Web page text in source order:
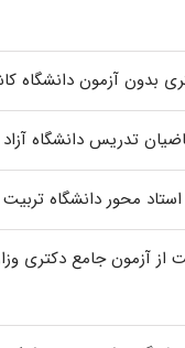
آزمون دانشگاه کاشان
تدریس دانشگاه آزاد ۱۴۰۵
محور دانشگاه تربیت
از آزمون جامع دکتری